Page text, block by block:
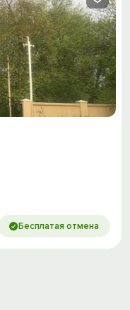
Бесплатая отмена